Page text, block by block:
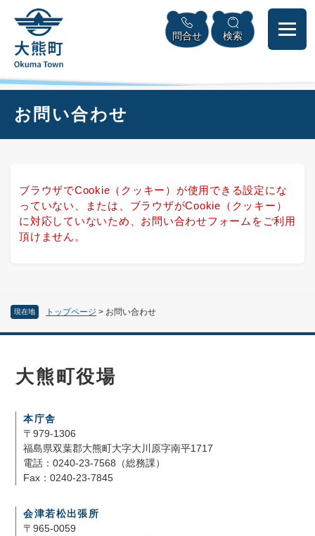
頭
メニューを飛ばして本文へ
問合せ 検索
現在地 トップページ > お問い合わせ
お問い合わせ
ブラウザでCookie（クッキー）が使用できる設定にな
っていない、または、ブラウザがCookie（クッキー）
に対応していないため、お問い合わせフォームをご利用
頂けません。
大熊町役場
本庁舎
〒979-1306
福島県双葉郡大熊町大字大川原字南平1717
電話：0240-23-7568（総務課）
Fax：0240-23-7845
会津若松出張所
〒965-0059